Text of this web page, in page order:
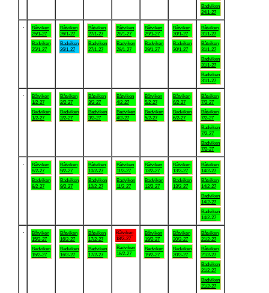
Badviken
24/1-27
Båtviken
25/1-27
Badviken
25/1-27
Båtviken
26/1-27
Badviken
26/1-27
Båtviken
27/1-27
Badviken
27/1-27
Båtviken
28/1-27
Badviken
28/1-27
Båtviken
29/1-27
Badviken
29/1-27
Båtviken
30/1-27
Badviken
30/1-27
Båtviken
31/1-27
Båtviken
31/1-27
Badviken
31/1-27
Badviken
31/1-27
Båtviken
1/2-27
Badviken
1/2-27
Båtviken
2/2-27
Badviken
2/2-27
Båtviken
3/2-27
Badviken
3/2-27
Båtviken
4/2-27
Badviken
4/2-27
Båtviken
5/2-27
Badviken
5/2-27
Båtviken
6/2-27
Badviken
6/2-27
Båtviken
7/2-27
Båtviken
7/2-27
Badviken
7/2-27
Badviken
7/2-27
Båtviken
8/2-27
Badviken
8/2-27
Båtviken
9/2-27
Badviken
9/2-27
Båtviken
10/2-27
Badviken
10/2-27
Båtviken
11/2-27
Badviken
11/2-27
Båtviken
12/2-27
Badviken
12/2-27
Båtviken
13/2-27
Badviken
13/2-27
Båtviken
14/2-27
Båtviken
14/2-27
Badviken
14/2-27
Badviken
14/2-27
Båtviken
15/2-27
Badviken
15/2-27
Båtviken
16/2-27
Badviken
16/2-27
Båtviken
17/2-27
Badviken
17/2-27
Båtviken
18/2-27
Badviken
18/2-27
Båtviken
19/2-27
Badviken
19/2-27
Båtviken
20/2-27
Badviken
20/2-27
Båtviken
21/2-27
Båtviken
21/2-27
Badviken
21/2-27
Badviken
21/2-27